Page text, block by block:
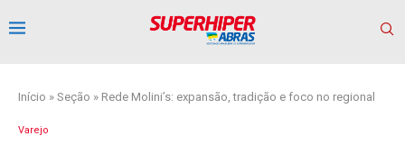
Início » Seção » Rede Molini’s: expansão, tradição e foco no regional
Varejo